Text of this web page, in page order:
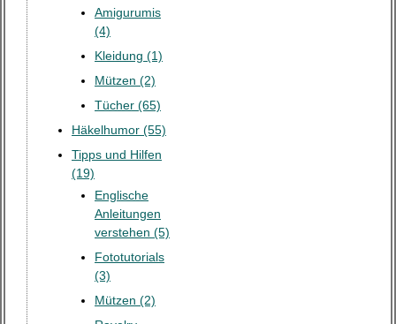
Amigurumis
(4)
Kleidung (1)
Mützen (2)
Tücher (65)
Häkelhumor (55)
Tipps und Hilfen
(19)
Englische
Anleitungen
verstehen (5)
Fototutorials
(3)
Mützen (2)